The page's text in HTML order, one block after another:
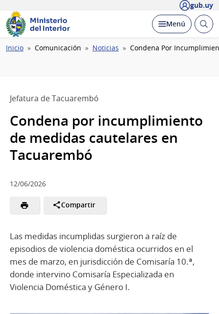
gub.uy
Ministerio
del Interior
Desplegar
Menú Abrir
Ruta
Inicio Comunicación Noticias Condena Por
Jefatura de Tacuarembó
Condena por incumplimiento
de medidas cautelares en
Tacuarembó
12/06/2026
Compartir
Las medidas incumplidas surgieron a raíz de
episodios de violencia doméstica ocurridos en el
mes de marzo, en jurisdicción de Comisaría 10.ª,
donde intervino Comisaría Especializada en
Violencia Doméstica y Género I.